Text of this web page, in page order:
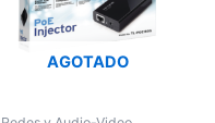
AGOTADO